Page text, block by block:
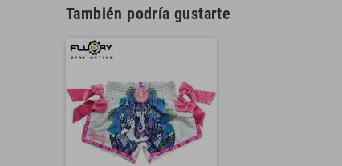
También podría gustarte